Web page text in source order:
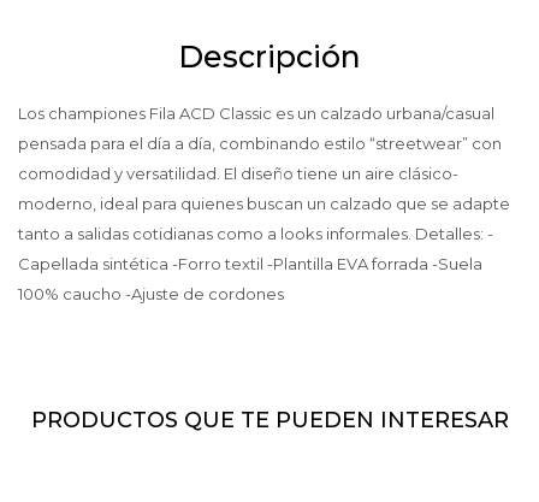
Descripción
Los championes Fila ACD Classic es un calzado urbana/casual
pensada para el día a día, combinando estilo “streetwear” con
comodidad y versatilidad. El diseño tiene un aire clásico-
moderno, ideal para quienes buscan un calzado que se adapte
tanto a salidas cotidianas como a looks informales. Detalles: -
Capellada sintética -Forro textil -Plantilla EVA forrada -Suela
100% caucho -Ajuste de cordones
PRODUCTOS QUE TE PUEDEN INTERESAR